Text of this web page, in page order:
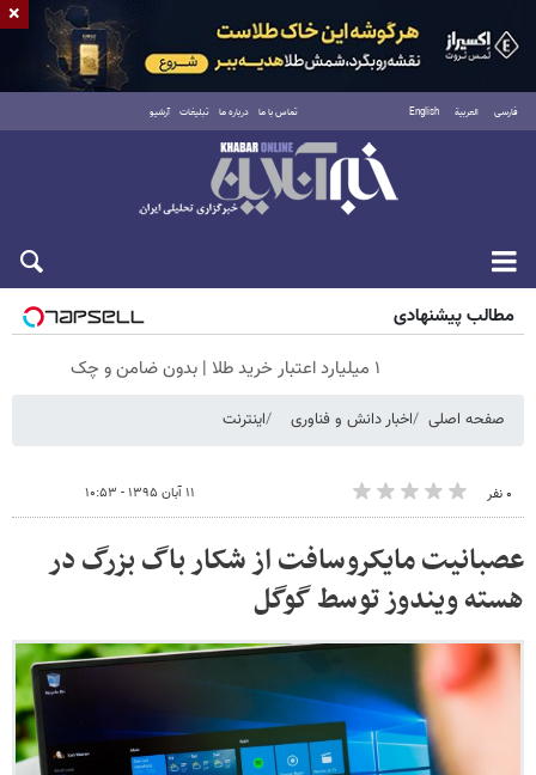
فارسی العربية English تماس با ما درباره ما تبلیغات آرشیو
جمعه ۱۶ مرداد ۱۴۰۵
مطالب پیشنهادی
۱ میلیارد اعتبار خرید طلا | بدون ضامن و چک
صفحه اصلی اخبار دانش و فناوری اینترنت
۰ نفر ۱۱ آبان ۱۳۹۵ - ۱۰:۵۳
عصبانیت مایکروسافت از شکار باگ بزرگ در
هسته ویندوز توسط گوگل
×